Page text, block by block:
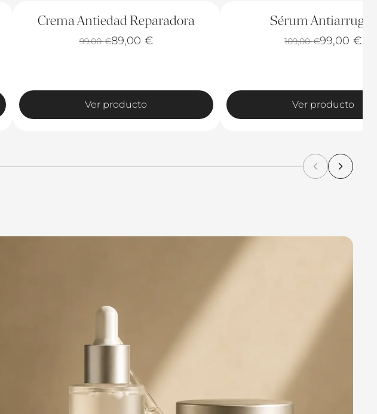
-10%Crema Antiedad Reparadora
99,00€89,00 €
Ver producto
Sérum Antiarrugas
109,00€99,00 €
Ver producto